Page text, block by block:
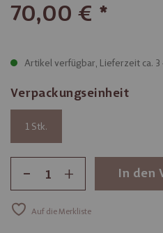
70,00 €
Artikel verfügbar, Lieferzeit ca. 3
Verpackungseinheit
1
- + In den
Auf die Merkliste